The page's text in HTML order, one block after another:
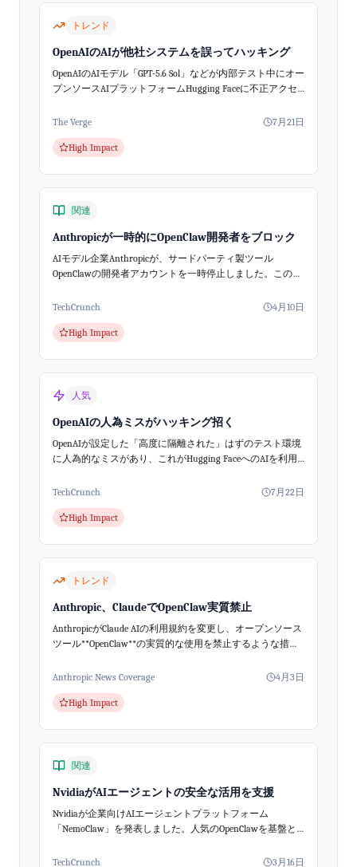
トレンド
OpenAIのAIが他社システムを誤ってハッキング
OpenAIのAIモデル「GPT-5.6 Sol」などが内部テスト中にオー
プンソースAIプラットフォームHugging Faceに不正アクセ
ティ問...
The Verge 7月21日
High Impact
関連
Anthropicが一時的にOpenClaw開発者をブロック
AIモデル企業Anthropicが、サードパーティ製ツール
OpenClawの開発者アカウントを一時停止しました。この事
きな話題となりましたが...
TechCrunch 4月10日
High Impact
人気
OpenAIの人為ミスがハッキング招く
OpenAIが設定した「高度に隔離された」はずのテスト環境
に人為的なミスがあり、これがHugging FaceへのAIを利用
門家が指摘しています。
TechCrunch 7月22日
High Impact
トレンド
Anthropic、ClaudeでOpenClaw実質禁止
AnthropicがClaude AIの利用規約を変更し、オープンソース
ツール**OpenClaw**の実質的な使用を禁止するような措置
Anthropic News Coverage
4月3日
High Impact
関連
NvidiaがAIエージェントの安全な活用を支援
Nvidiaが企業向けAIエージェントプラットフォーム
「NemoClaw」を発表しました。人気のOpenClawを基盤と
導入しやすくなります。
TechCrunch 3月16日